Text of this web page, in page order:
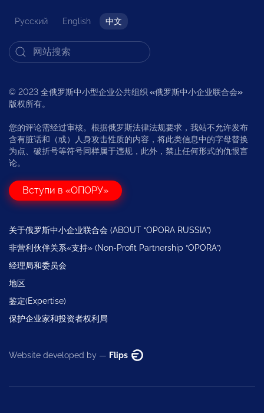
Русский English 中文
© 2023 全俄罗斯中小型企业公共组织 «俄罗斯中小企业联合会»
版权所有。
您的评论需经过审核。根据俄罗斯法律法规要求，我站不允许发布
含有脏话和（或）人身攻击性质的内容，将此类信息中的字母替换
为点、破折号等符号同样属于违规，此外，禁止任何形式的仇恨言
论。
Вступи в «ОПОРУ»
关于俄罗斯中小企业联合会 (ABOUT “OPORA RUSSIA”)
非营利伙伴关系«支持» (Non-Profit Partnership “OPORA”)
经理局和委员会
地区
鉴定(Expertise)
保护企业家和投资者权利局
Website developed by — Flips